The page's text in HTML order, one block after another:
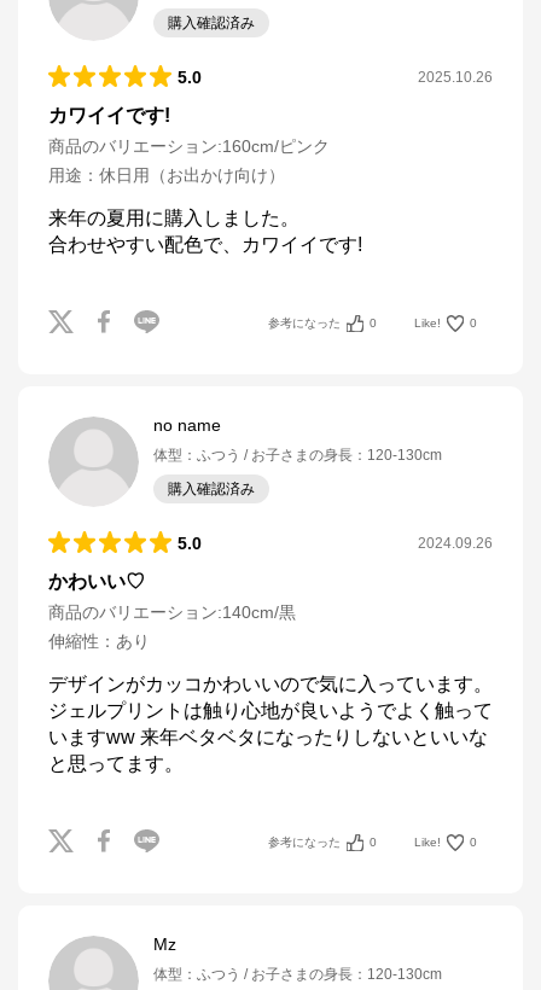
購入確認済み
5.0 2025.10.26
カワイイです!
商品のバリエーション:160cm/ピンク
用途 ： 休日用（お出かけ向け）
来年の夏用に購入しました。
合わせやすい配色で、カワイイです!
参考になった 0 Like! 0
no name
体型 ： ふつう お子さまの身長 ： 120-130cm
購入確認済み
5.0 2024.09.26
かわいい♡
商品のバリエーション:140cm/黒
伸縮性 ： あり
デザインがカッコかわいいので気に入っています。
ジェルプリントは触り心地が良いようでよく触って
いますww 来年ベタベタになったりしないといいな
と思ってます。
参考になった 0 Like! 0
Mz
体型 ： ふつう お子さまの身長 ： 120-130cm